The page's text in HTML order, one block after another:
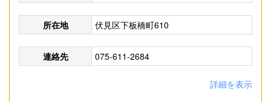
所在地 伏見区下板橋町610
連絡先 075-611-2684
詳細を表示